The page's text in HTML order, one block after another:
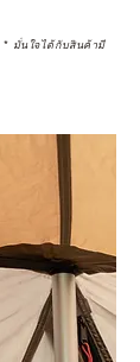
* มั่นใจได้กับสินค้ามี